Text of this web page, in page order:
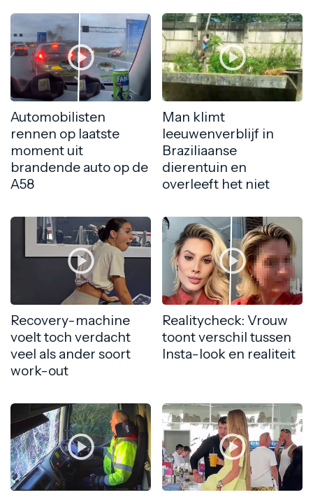
Automobilisten
rennen op laatste
moment uit
brandende auto op de
A58
Man klimt
leeuwenverblijf in
Braziliaanse
dierentuin en
overleeft het niet
Recovery-machine
voelt toch verdacht
veel als ander soort
work-out
Realitycheck: Vrouw
toont verschil tussen
Insta-look en realiteit